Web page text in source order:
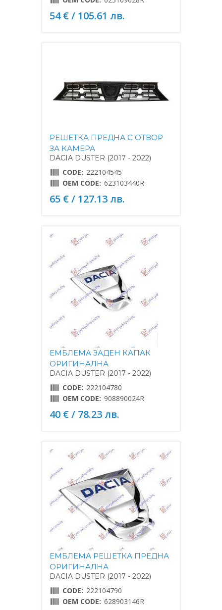
54 € / 105.61 лв.
РЕШЕТКА ПРЕДНА С ОТВОР
ЗА КАМЕРА
DACIA DUSTER (2017 - 2022)
CODE: 222104545
OEM CODE: 623103440R
65 € / 127.13 лв.
ЕМБЛЕМА ЗАДЕН КАПАК
ОРИГИНАЛНА
DACIA DUSTER (2017 - 2022)
CODE: 222104780
OEM CODE: 908890024R
40 € / 78.23 лв.
ЕМБЛЕМА РЕШЕТКА ПРЕДНА
ОРИГИНАЛНА
DACIA DUSTER (2017 - 2022)
CODE: 222104790
OEM CODE: 628903146R